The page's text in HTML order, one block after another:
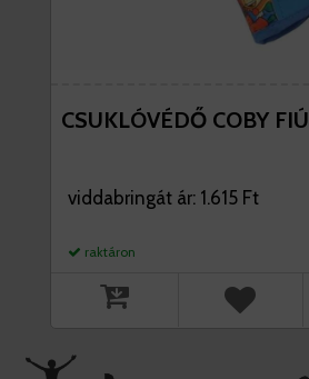
CSUKLÓVÉDŐ COBY FIÚ
viddabringát ár: 1.615 Ft
raktáron